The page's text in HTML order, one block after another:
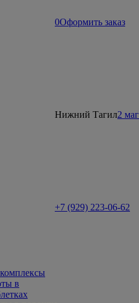
0Оформить заказ
Нижний Тагил2
+7 (929) 223-06-62
в